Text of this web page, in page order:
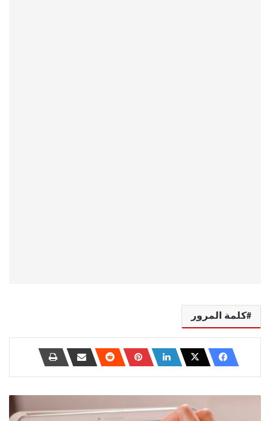
كلمة المرور